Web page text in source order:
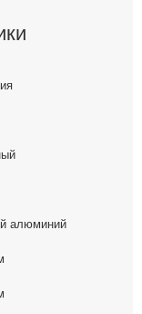
алюминий